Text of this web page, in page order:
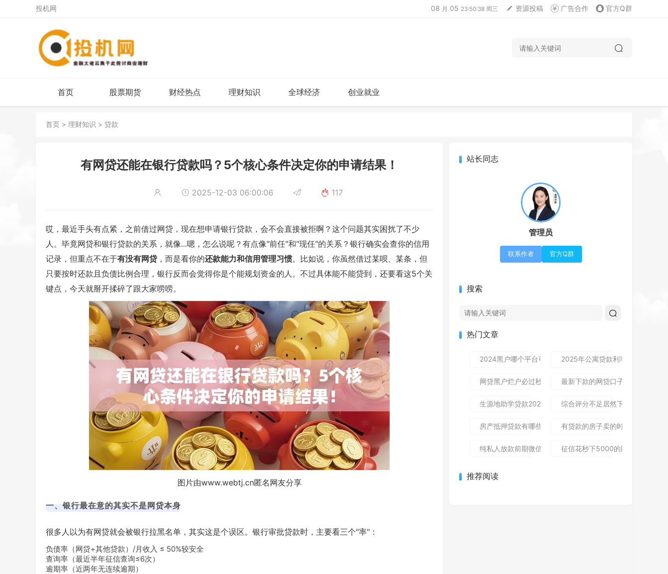
投机网 08 月 05 23:50:39 周三 资源投稿 广告合作 官方Q群
首页 股票期货 财经热点 理财知识 全球经济 创业就业
首页 > 理财知识 > 贷款
有网贷还能在银行贷款吗？5个核心条件决定你的申请结果！
2025-12-03 06:00:06 117
哎，最近手头有点紧，之前借过网贷，现在想申请银行贷款，会不会直接被拒啊？这个问题其实困扰了不少
人。毕竟网贷和银行贷款的关系，就像...嗯，怎么说呢？有点像"前任"和"现任"的关系？银行确实会查你的信用
记录，但重点不在于有没有网贷 ，而是看你的还款能力和信用管理习惯。比如说，你虽然借过某呗、某条，但
只要按时还款且负债比例合理，银行反而会觉得你是个能规划资金的人。不过具体能不能贷到，还要看这5个关
键点，今天就掰开揉碎了跟大家唠唠。
图片由www.webtj.cn匿名网友分享
一、银行最在意的其实不是网贷本身
很多人以为有网贷就会被银行拉黑名单，其实这是个误区。银行审批贷款时，主要看三个"率"：
负债率（网贷+其他贷款）/月收入 ≤ 50%较安全
查询率（最近半年征信查询≤6次）
逾期率（近两年无连续逾期）
站长同志
管理员
联系作者 官方Q群
搜索
热门文章
2024黑户哪个平台可以借到钱,隆重介绍5个免审秒批的分享
2025年公寓贷款利率是多少？别
网贷黑户烂户必过秒下款9月高通过率指南！顺便整理这5个
最新下款的网贷口子论坛,全网收
生源地助学贷款2025年发放时间及到账流程详解
综合评分不足居然下款了,简单汇
房产抵押贷款有哪些风险？一文讲清所有风险点，新手办理
有贷款的房子卖的时候贷款怎么
纯私人放款前期微信私人贷,为您介绍5款包下款的黑户口子
征信花秒下5000的网贷哪个还能
推荐阅读